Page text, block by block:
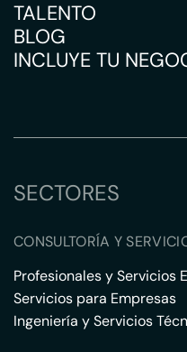
TALENTO
BLOG
INCLUYE TU
SECTORES
CONSULTORÍA Y
Profesionales y Servicios
Servicios para Empresas
Ingeniería y Servicios